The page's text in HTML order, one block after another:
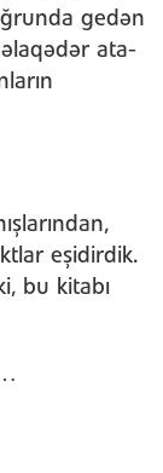
gedən
ata-
eşidirdik.
bu kitabı